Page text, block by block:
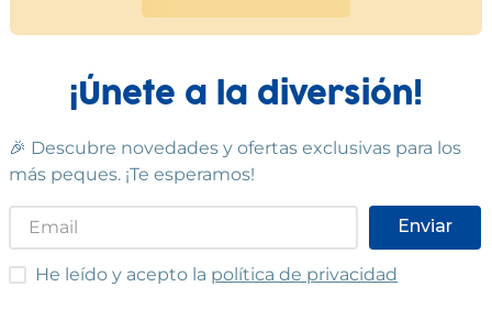
¡Únete a la diversión!
🎉 Descubre novedades y ofertas exclusivas para los
más peques. ¡Te esperamos!
Enviar
He leído y acepto las condiciones
He leído y acepto la política de privacidad